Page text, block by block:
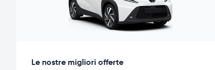
Le nostre migliori offerte